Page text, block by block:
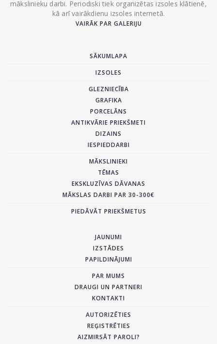
mākslinieku darbi. Periodiski tiek organizētas izsoles klātienē,
kā arī vairākdienu izsoles internetā.
VAIRĀK PAR GALERIJU
SĀKUMLAPA
IZSOLES
GLEZNIECĪBA
GRAFIKA
PORCELĀNS
ANTIKVĀRIE PRIEKŠMETI
DIZAINS
IESPIEDDARBI
MĀKSLINIEKI
TĒMAS
EKSKLUZĪVAS DĀVANAS
MĀKSLAS DARBI PAR 30-300€
PIEDĀVĀT PRIEKŠMETUS
JAUNUMI
IZSTĀDES
PAPILDINĀJUMI
PAR MUMS
DRAUGI UN PARTNERI
KONTAKTI
AUTORIZĒTIES
REĢISTRĒTIES
AIZMIRSĀT PAROLI?